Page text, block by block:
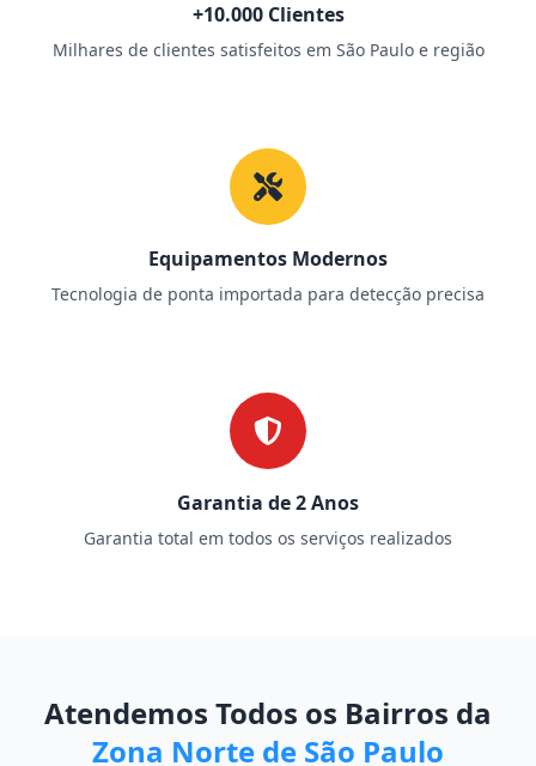
+10.000 Clientes
Milhares de clientes satisfeitos em São Paulo e região
Equipamentos Modernos
Tecnologia de ponta importada para detecção precisa
Garantia de 2 Anos
Garantia total em todos os serviços realizados
Atendemos Todos os Bairros da
Zona Norte de São Paulo